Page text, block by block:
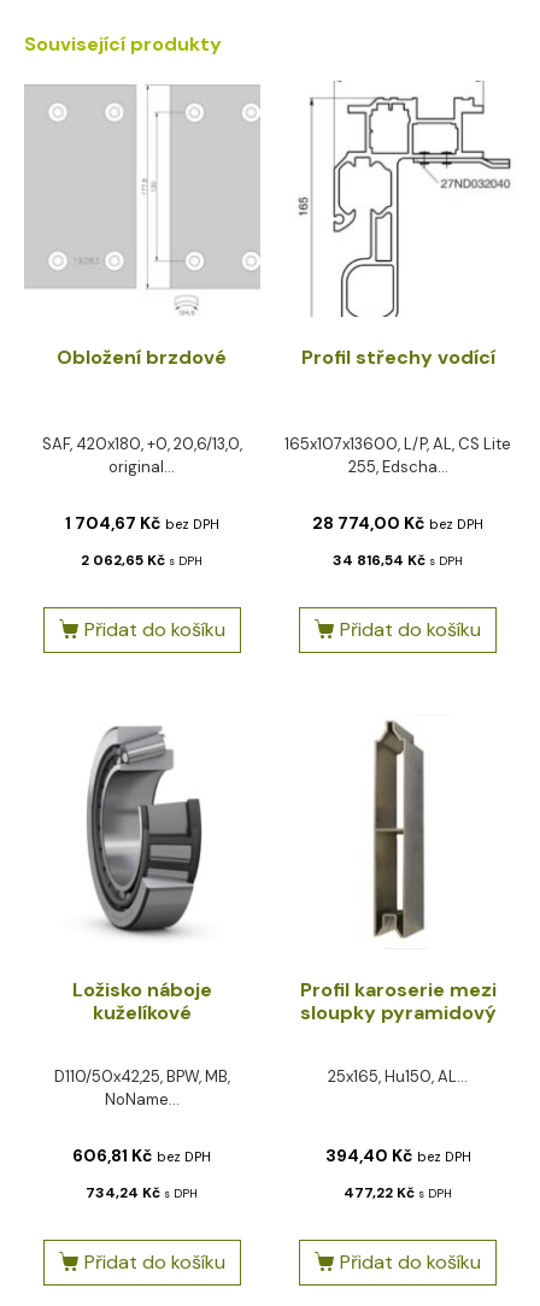
Související produkty
Obložení brzdové
SAF, 420x180, +0, 20,6/13,0,
original...
1 704,67 Kč bez DPH
2 062,65 Kč s DPH
Přidat do košíku
Profil střechy vodící
165x107x13600, L/P, AL, CS Lite
255, Edscha...
28 774,00 Kč bez DPH
34 816,54 Kč s DPH
Přidat do košíku
Ložisko náboje
kuželíkové
D110/50x42,25, BPW, MB,
NoName...
606,81 Kč bez DPH
734,24 Kč s DPH
Přidat do košíku
Profil karoserie mezi
sloupky pyramidový
25x165, Hu150, AL...
394,40 Kč bez DPH
477,22 Kč s DPH
Přidat do košíku